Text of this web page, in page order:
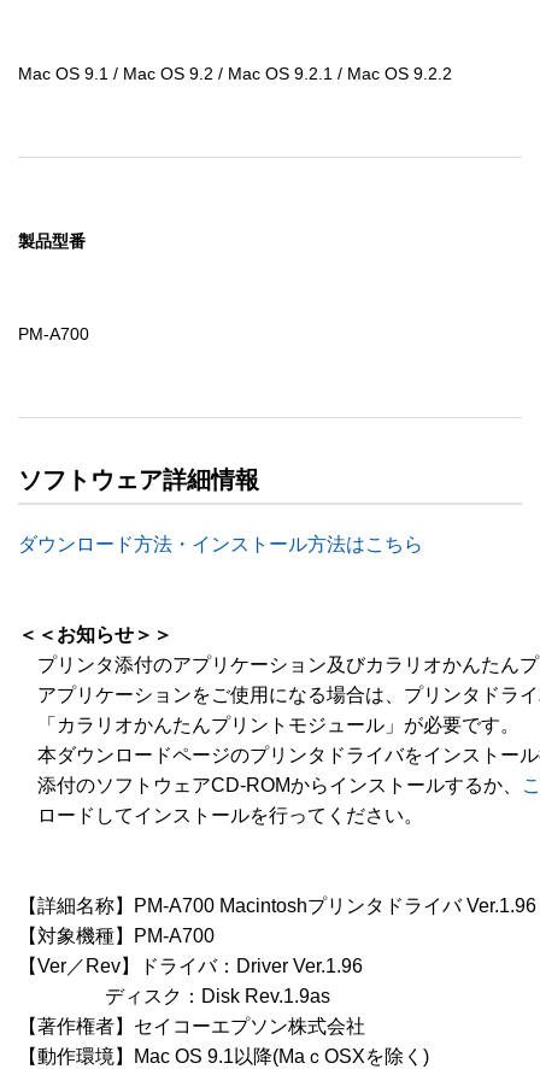
Mac OS 9.1 / Mac OS 9.2 / Mac OS 9.2.1 / Mac OS 9.2.2
製品型番
PM-A700
ソフトウェア詳細情報
ダウンロード方法・インストール方法はこちら
＜＜お知らせ＞＞
プリンタ添付のアプリケーション及びカラリオかんたん
アプリケーションをご使用になる場合は、プリンタドラ
「カラリオかんたんプリントモジュール」が必要です。
本ダウンロードページのプリンタドライバをインストー
添付のソフトウェアCD-ROMからインストールするか、
ロードしてインストールを行ってください。
【詳細名称】PM-A700 Macintoshプリンタドライバ Ver.1.96
【対象機種】PM-A700
【Ver／Rev】ドライバ：Driver Ver.1.96
ディスク：Disk Rev.1.9as
【著作権者】セイコーエプソン株式会社
【動作環境】Mac OS 9.1以降(MaｃOSXを除く)